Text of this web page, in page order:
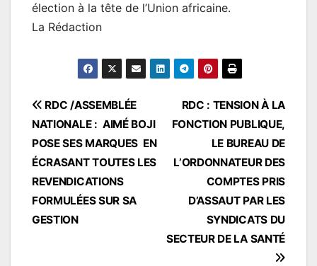
élection à la tête de l’Union africaine.
La Rédaction
Navigation
de
l’article
RDC : TENSION À LA
FONCTION PUBLIQUE,
LE BUREAU DE
L’ORDONNATEUR DES
COMPTES PRIS
D’ASSAUT PAR LES
SYNDICATS DU
SECTEUR DE LA SANTÉ
RDC /ASSEMBLÉE
NATIONALE : AIMÉ BOJI
POSE SES MARQUES EN
ÉCRASANT TOUTES LES
REVENDICATIONS
FORMULÉES SUR SA
GESTION